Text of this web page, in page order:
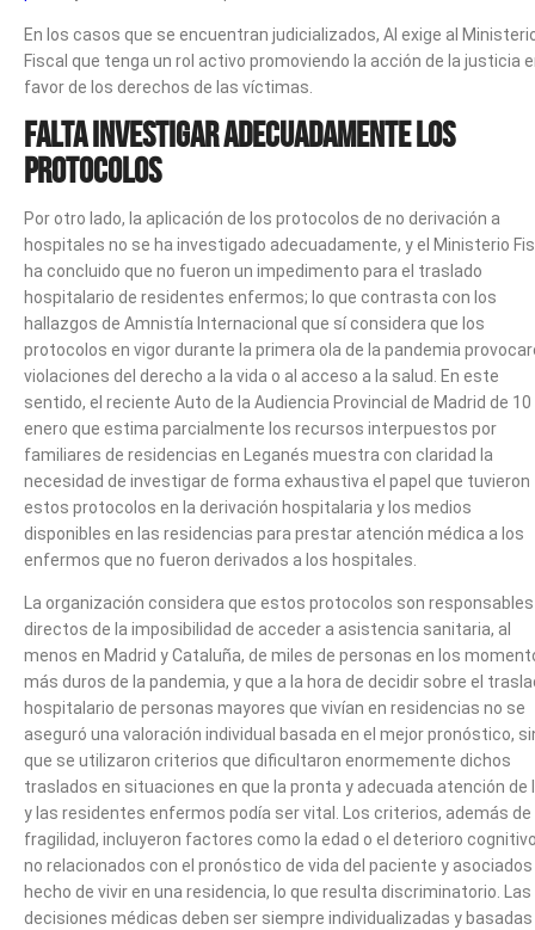
En los casos que se encuentran judicializados, AI exige al
Fiscal que tenga un rol activo promoviendo la acción de la justicia
favor de los derechos de las víctimas.
Falta investigar adecuadamente los
protocolos
Por otro lado, la aplicación de los protocolos de no derivación a
hospitales no se ha investigado adecuadamente, y el Ministerio
ha concluido que no fueron un impedimento para el traslado
hospitalario de residentes enfermos; lo que contrasta con los
hallazgos de Amnistía Internacional que sí considera que los
protocolos en vigor durante la primera ola de la pandemia
violaciones del derecho a la vida o al acceso a la salud. En este
sentido, el reciente Auto de la Audiencia Provincial de Madrid de 10
enero que estima parcialmente los recursos interpuestos por
familiares de residencias en Leganés muestra con claridad la
necesidad de investigar de forma exhaustiva el papel que tuvieron
estos protocolos en la derivación hospitalaria y los medios
disponibles en las residencias para prestar atención médica a los
enfermos que no fueron derivados a los hospitales.
La organización considera que estos protocolos son responsables
directos de la imposibilidad de acceder a asistencia sanitaria, al
menos en Madrid y Cataluña, de miles de personas en los
más duros de la pandemia, y que a la hora de decidir sobre el
hospitalario de personas mayores que vivían en residencias no se
aseguró una valoración individual basada en el mejor pronóstico,
que se utilizaron criterios que dificultaron enormemente dichos
traslados en situaciones en que la pronta y adecuada atención de
y las residentes enfermos podía ser vital. Los criterios, además de
fragilidad, incluyeron factores como la edad o el deterioro
no relacionados con el pronóstico de vida del paciente y asociados
hecho de vivir en una residencia, lo que resulta discriminatorio. Las
decisiones médicas deben ser siempre individualizadas y basadas